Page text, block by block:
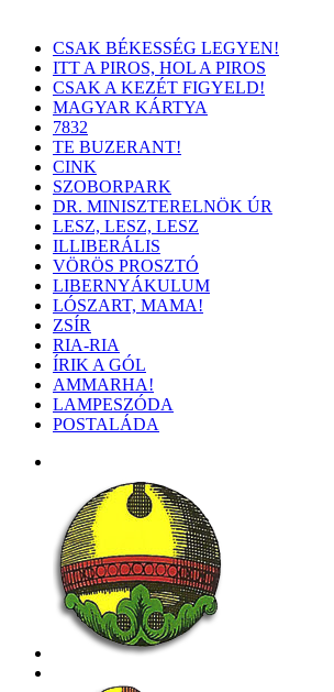
CSAK BÉKESSÉG LEGYEN!
ITT A PIROS, HOL A PIROS
CSAK A KEZÉT FIGYELD!
MAGYAR KÁRTYA
7832
TE BUZERANT!
CINK
SZOBORPARK
DR. MINISZTERELNÖK ÚR
LESZ, LESZ, LESZ
ILLIBERÁLIS
VÖRÖS PROSZTÓ
LIBERNYÁKULUM
LÓSZART, MAMA!
ZSÍR
RIA-RIA
ÍRIK A GÓL
AMMARHA!
LAMPESZÓDA
POSTALÁDA